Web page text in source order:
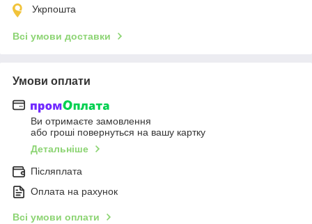
Укрпошта
Всі умови доставки
Умови оплати
Ви отримаєте замовлення
або гроші повернуться на вашу картку
Детальніше
Післяплата
Оплата на рахунок
Всі умови оплати